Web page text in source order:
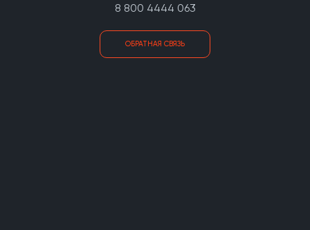
8 800 4444 063
ОБРАТНАЯ СВЯЗЬ